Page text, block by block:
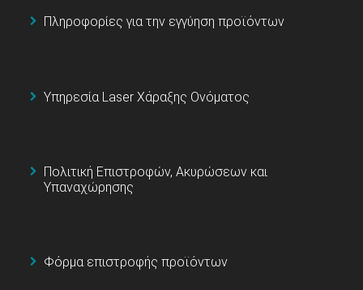
Πληροφορίες για την εγγύηση προϊόντων
Υπηρεσία Laser Χάραξης Ονόματος
Πολιτική Επιστροφών, Ακυρώσεων και
Υπαναχώρησης
Φόρμα επιστροφής προϊόντων